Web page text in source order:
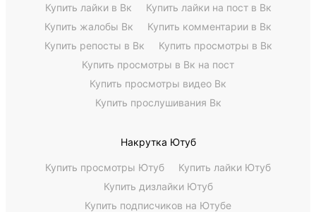
Купить лайки в Вк
Купить лайки на пост в Вк
Купить жалобы Вк
Купить комментарии в Вк
Купить репосты в Вк
Купить просмотры в Вк
Купить просмотры в Вк на пост
Купить просмотры видео Вк
Купить прослушивания Вк
Накрутка Ютуб
Купить просмотры Ютуб
Купить лайки Ютуб
Купить дизлайки Ютуб
Купить подписчиков на Ютубе